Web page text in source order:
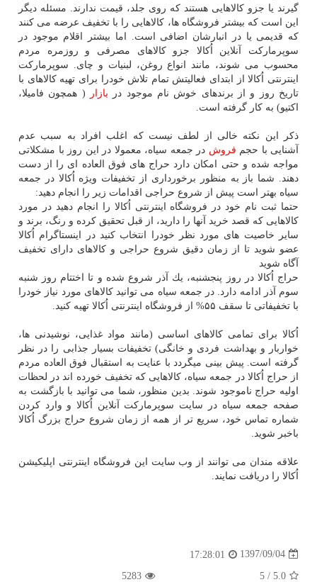
گیرند یا جزو كالاهایی هستند كه روی جلد، قیمت ندارند. مسئله دیگر
این است كه بیشتر فروشگاه ها، كالاهایی را با تخفیف عرضه می كنند
كه قدیمی یا در انبارشان اضافی است. اما بیشتر اقلام موجود در
سوپرماركت آنلاین اُكالا جزو كالاهای مصرفی و روزمره مردم
محسوب می شوند، مانند انواع روغن، لبنیات و چای. سوپرماركت
اینترنتی اُكالا از ابتدای فعالیتش تمام تلاش خودرا برای تهیه كالاهای با
تاریخ روز و از برندهای خوش نام موجود در بازار
( همچون فامیلا،
اكتیو) به كار گرفته است.
ذكر این نكته خالی از لطف نیست كه اغلب افراد به سبب عدم
آشنایی با حجم فروش در جمعه سیاه، معمولا در این روز با مشكلاتی
مواجه شده و حتی امكان دارد حراج های فوق العاده ای را از دست
دهند. شما باز به منظور برخورداری از تخفیفات ویژه اُكالا در جمعه
سیاه بهتر است پیش از شروع حراجی اقدامات زیر را انجام دهید:
حتما ثبت نام خود در فروشگاه اینترنتی اُكالا را انجام دهید در مورد
كالاهایی كه قصد خرید آنها را دارید، از قبل تحقیق كرده و رنگ، برند و
سایر خاصیت های مورد نظر خودرا انتخاب كنید در اینستاگرام اُكالا
عضو شوید تا از زمان دقیق شروع حراجی و كالاهای دارای تخفیف
آگاه شوید
حراج اُكالا در روز پنجشنبه، یك آذر شروع شده و تا اختتام روز شنبه
سوم آذر ادامه دارد. در جمعه سیاه می توانید كالاهای مورد نیاز خودرا
با تخفیفاتی تا سقف ۵۵% از فروشگاه اینترنتی اُكالا تهیه كنید.
اُكالا برای تمامی كالاهای اساسی (مانند مواد غذایی، نوشیدنی ها،
خواربار و بهداشت فردی و خانگی) تخفیفات بسیار جذابی را در نظر
گرفته است. پیش بینی میگردد با عنایت به استقبال فوق العاده مردم
از حراج اُكالا در جمعه سیاه، كالاهایی كه تخفیف خورده اند در لحظات
اولیه حراج ناموجود شوند. بدین منظور، شما می توانید با بازگشت به
صفحه جمعه سیاه در سایت سوپرماركت آنلاین اُكالا و وارد كردن
شماره تماس خود، سریع تر از همه از زمان شروع حراج بزرگ اُكالا
باخبر شوید.
علاقه مندان می توانند از وب سایت این فروشگاه اینترنتی اپلیكیشن
اُكالا را دریافت نمایند.
1397/09/04
17:28:01
5.0
/
5
5283